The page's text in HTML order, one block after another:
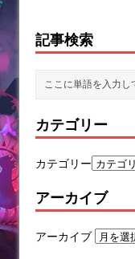
記事検索
カテゴリー
カテゴリー
アーカイブ
アーカイブ